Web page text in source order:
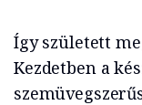
Így született
Kezdetben a